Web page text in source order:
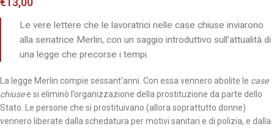
Le vere lettere che le lavoratrici nelle case chiuse inviarono
alla senatrice Merlin, con un saggio introduttivo sull’attualità di
una legge che precorse i tempi.
La legge Merlin compie sessant’anni. Con essa vennero abolite le case
chiusee si eliminò l’organizzazione della prostituzione da parte dello
Stato. Le persone che si prostituivano (allora soprattutto donne)
vennero liberate dalla schedatura per motivi sanitari e di polizia, e dalla